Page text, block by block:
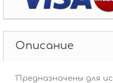
Описание
'Предназначены для